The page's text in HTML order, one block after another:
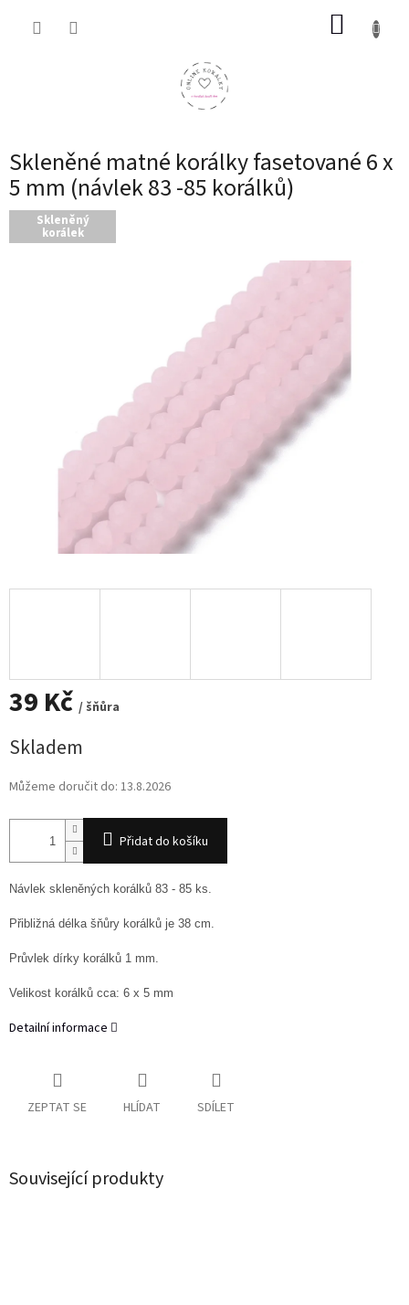
Skleněné matné korálky fasetované 6 x
5 mm (návlek 83 -85 korálků)
Skleněný
korálek
39 Kč / šňůra
cena:
Skladem
Můžeme doručit do: 13.8.2026
Přidat do košíku
Návlek skleněných korálků 83 - 85 ks.
Přibližná délka šňůry korálků je 38 cm.
Průvlek dírky korálků 1 mm.
Velikost korálků cca: 6 x 5 mm
Detailní informace
ZEPTAT SE HLÍDAT SDÍLET
Související produkty